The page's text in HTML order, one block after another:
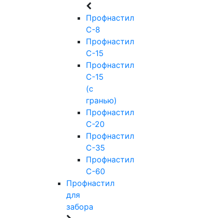
Профнастил
С-8
Профнастил
С-15
Профнастил
С-15
(с
гранью)
Профнастил
С-20
Профнастил
С-35
Профнастил
С-60
Профнастил
для
забора